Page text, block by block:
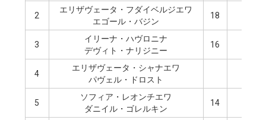
2
エリザヴェータ・フダイベルジエワ
エゴール・バジン
18
3
イリーナ・ハヴロニナ
デヴィト・ナリジニー
16
4
エリザヴェータ・シャナエワ
パヴェル・ドロスト
5
ソフィア・レオンチエワ
ダニイル・ゴレルキン
14